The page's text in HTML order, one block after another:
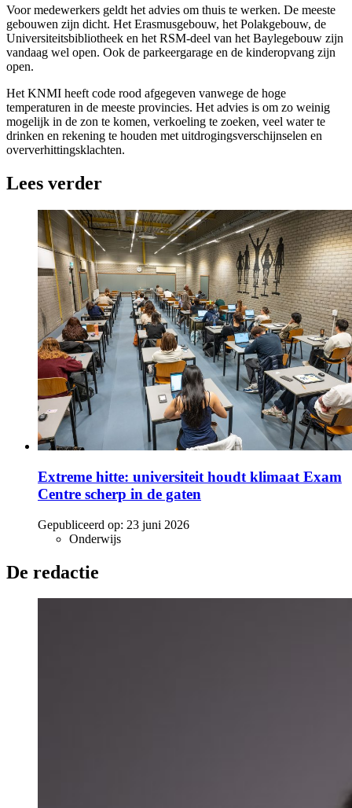
Voor medewerkers geldt het advies om thuis te werken. De meeste
gebouwen zijn dicht. Het Erasmusgebouw, het Polakgebouw, de
Universiteitsbibliotheek en het RSM-deel van het Baylegebouw zijn
vandaag wel open. Ook de parkeergarage en de kinderopvang zijn
open.
Het KNMI heeft code rood afgegeven vanwege de hoge
temperaturen in de meeste provincies. Het advies is om zo weinig
mogelijk in de zon te komen, verkoeling te zoeken, veel water te
drinken en rekening te houden met uitdrogingsverschijnselen en
oververhittingsklachten.
Lees verder
Extreme hitte: universiteit houdt klimaat Exam
Centre scherp in de gaten
Gepubliceerd op: 23 juni 2026
Onderwijs
De redactie